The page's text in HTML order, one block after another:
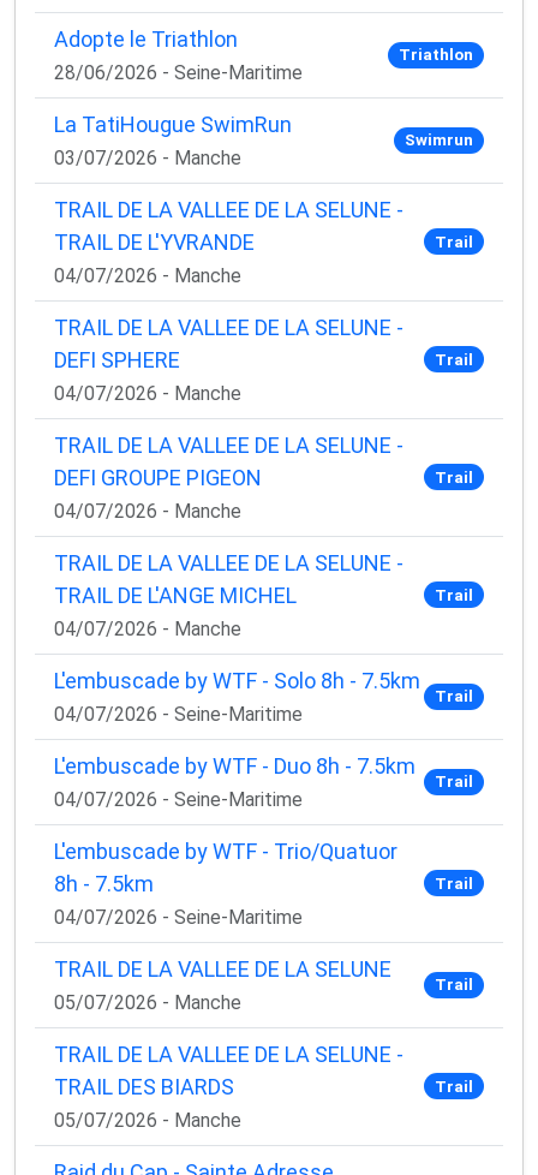
Adopte le Triathlon
28/06/2026 - Seine-Maritime
Triathlon
La TatiHougue SwimRun
03/07/2026 - Manche
Swimrun
TRAIL DE LA VALLEE DE LA SELUNE -
TRAIL DE L'YVRANDE
04/07/2026 - Manche
Trail
TRAIL DE LA VALLEE DE LA SELUNE -
DEFI SPHERE
04/07/2026 - Manche
Trail
TRAIL DE LA VALLEE DE LA SELUNE -
DEFI GROUPE PIGEON
04/07/2026 - Manche
Trail
TRAIL DE LA VALLEE DE LA SELUNE -
TRAIL DE L'ANGE MICHEL
04/07/2026 - Manche
Trail
L'embuscade by WTF - Solo 8h - 7.5km
04/07/2026 - Seine-Maritime
Trail
L'embuscade by WTF - Duo 8h - 7.5km
04/07/2026 - Seine-Maritime
Trail
L'embuscade by WTF - Trio/Quatuor
8h - 7.5km
04/07/2026 - Seine-Maritime
Trail
TRAIL DE LA VALLEE DE LA SELUNE
05/07/2026 - Manche
Trail
TRAIL DE LA VALLEE DE LA SELUNE -
TRAIL DES BIARDS
05/07/2026 - Manche
Trail